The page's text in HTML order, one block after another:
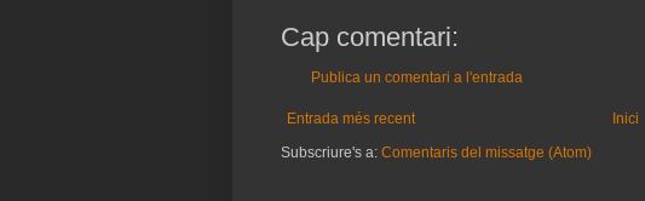
Cap comentari:
Publica un comentari a l'entrada
Entrada més recent
Inici
Subscriure's a: Comentaris del missatge (Atom)